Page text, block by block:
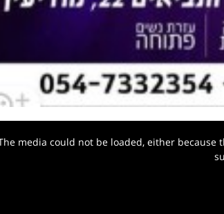
media could not be loaded, either